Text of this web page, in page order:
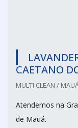
CAETANO
MULTI CLEAN /
Atendemos na
de Mauá.